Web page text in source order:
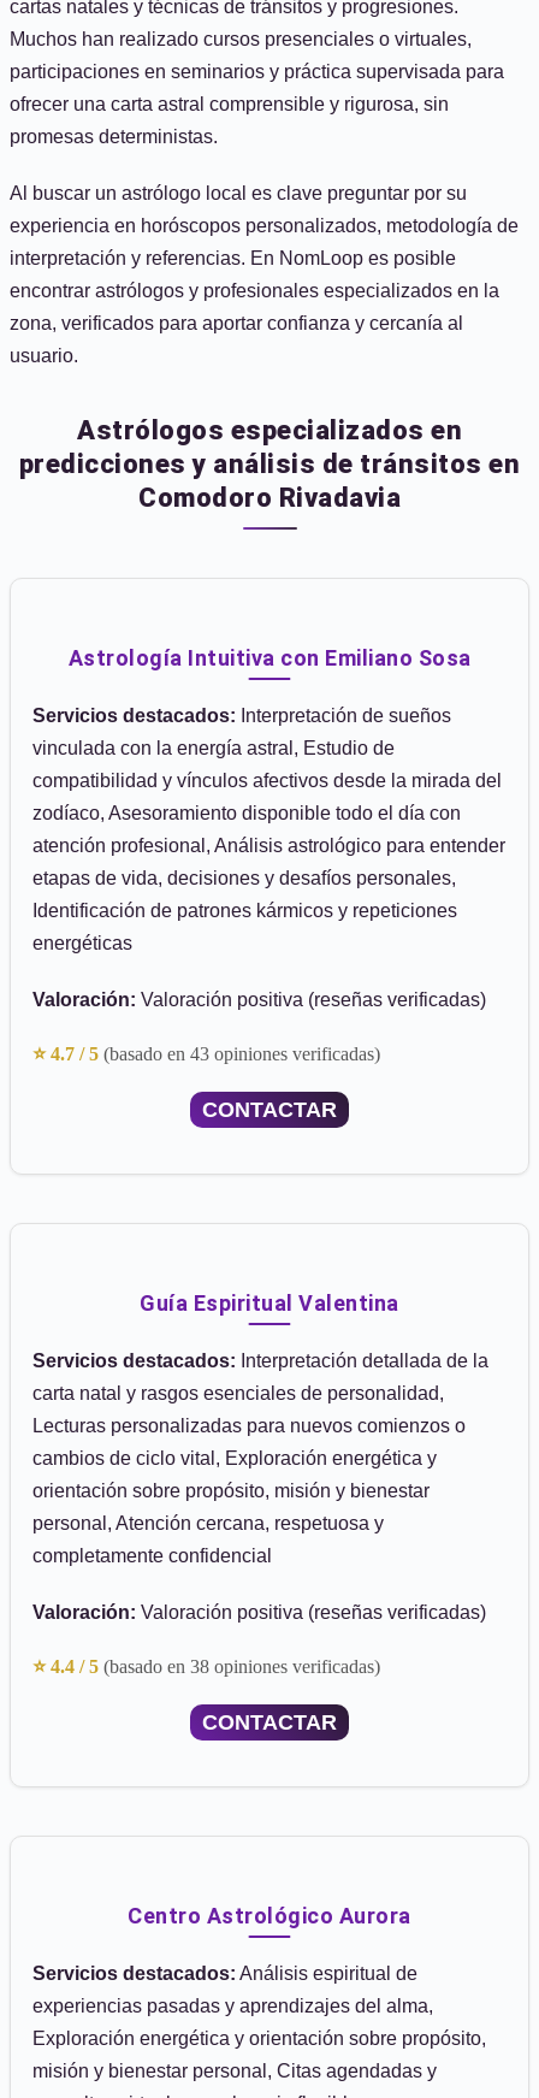
cartas natales y técnicas de tránsitos y progresiones.
Muchos han realizado cursos presenciales o virtuales,
participaciones en seminarios y práctica supervisada para
ofrecer una carta astral comprensible y rigurosa, sin
promesas deterministas.
Al buscar un astrólogo local es clave preguntar por su
experiencia en horóscopos personalizados, metodología de
interpretación y referencias. En NomLoop es posible
encontrar astrólogos y profesionales especializados en la
zona, verificados para aportar confianza y cercanía al
usuario.
Astrólogos especializados en
predicciones y análisis de tránsitos en
Comodoro Rivadavia
Astrología Intuitiva con Emiliano Sosa
Servicios destacados: Interpretación de sueños
vinculada con la energía astral, Estudio de
compatibilidad y vínculos afectivos desde la mirada del
zodíaco, Asesoramiento disponible todo el día con
atención profesional, Análisis astrológico para entender
etapas de vida, decisiones y desafíos personales,
Identificación de patrones kármicos y repeticiones
energéticas
Valoración: Valoración positiva (reseñas verificadas)
⭐ 4.7 / 5 (basado en 43 opiniones verificadas)
CONTACTAR
Guía Espiritual Valentina
Servicios destacados: Interpretación detallada de la
carta natal y rasgos esenciales de personalidad,
Lecturas personalizadas para nuevos comienzos o
cambios de ciclo vital, Exploración energética y
orientación sobre propósito, misión y bienestar
personal, Atención cercana, respetuosa y
completamente confidencial
Valoración: Valoración positiva (reseñas verificadas)
⭐ 4.4 / 5 (basado en 38 opiniones verificadas)
CONTACTAR
Centro Astrológico Aurora
Servicios destacados: Análisis espiritual de
experiencias pasadas y aprendizajes del alma,
Exploración energética y orientación sobre propósito,
misión y bienestar personal, Citas agendadas y